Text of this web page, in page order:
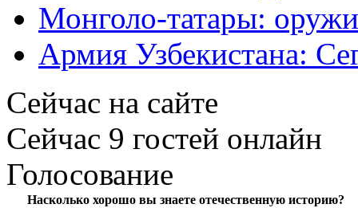
Монголо-татары:
Армия Узбекистана:
Сейчас на сайте
Сейчас 9 гостей онлайн
Голосование
Насколько хорошо вы знаете отечественную историю?